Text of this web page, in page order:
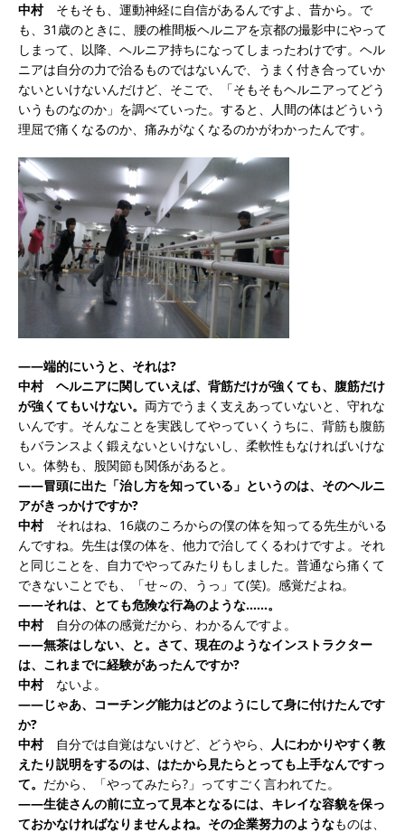
中村そもそも、運動神経に自信があるんですよ、昔から。で
も、31歳のときに、腰の椎間板ヘルニアを京都の撮影中にやって
しまって、以降、ヘルニア持ちになってしまったわけです。ヘル
ニアは自分の力で治るものではないんで、うまく付き合っていか
ないといけないんだけど、そこで、「そもそもヘルニアってどう
いうものなのか」を調べていった。すると、人間の体はどういう
理屈で痛くなるのか、痛みがなくなるのかがわかったんです。
――端的にいうと、それは?
中村
ヘルニアに関していえば、背筋だけが強くても、腹筋だけ
が強くてもいけない。 両方でうまく支えあっていないと、守れな
いんです。そんなことを実践してやっていくうちに、背筋も腹筋
もバランスよく鍛えないといけないし、柔軟性もなければいけな
い。体勢も、股関節も関係があると。
――冒頭に出た「治し方を知っている」というのは、そのヘルニ
アがきっかけですか?
中村それはね、16歳のころからの僕の体を知ってる先生がいる
んですね。先生は僕の体を、他力で治してくるわけですよ。それ
と同じことを、自力でやってみたりもしました。普通なら痛くて
できないことでも、「せ～の、うっ」て(笑)。感覚だよね。
――それは、とても危険な行為のような……。
中村自分の体の感覚だから、わかるんですよ。
――無茶はしない、と。さて、現在のようなインストラクター
は、これまでに経験があったんですか?
中村ないよ。
――じゃあ、コーチング能力はどのようにして身に付けたんです
か?
中村自分では自覚はないけど、どうやら、
人にわかりやすく教
えたり説明をするのは、はたから見たらとっても上手なんですっ
て。 だから、「やってみたら?」ってすごく言われてた。
――生徒さんの前に立って見本となるには、キレイな容貌を保っ
ておかなければなりませんよね。その企業努力のようなものは、